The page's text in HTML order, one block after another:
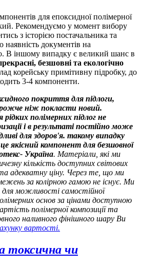
для епоксидної полімерної
Рекомендуємо у момент вибору
з історією постачальника та
наявність документів на
В іншому випадку є великий шанс в
безшовні та екологічно
корейську примітивну підробку, до
3-4 компоненти.
покриття для підлоги,
ніж покласти новий.
полімерних підлог не
і в результаті постійно може
для здоров'я. такому випадку
якісний компонент для безшовної
Україна. Матеріали, які ми
кількість доступних світових
адекватну ціну. Через те, що ми
за колірною гамою не існує. Ми
можливості самостійної
основ за цінами доступною
полімерної композиції та
наливного фінішного шару Ви
вартості.
токсична чи